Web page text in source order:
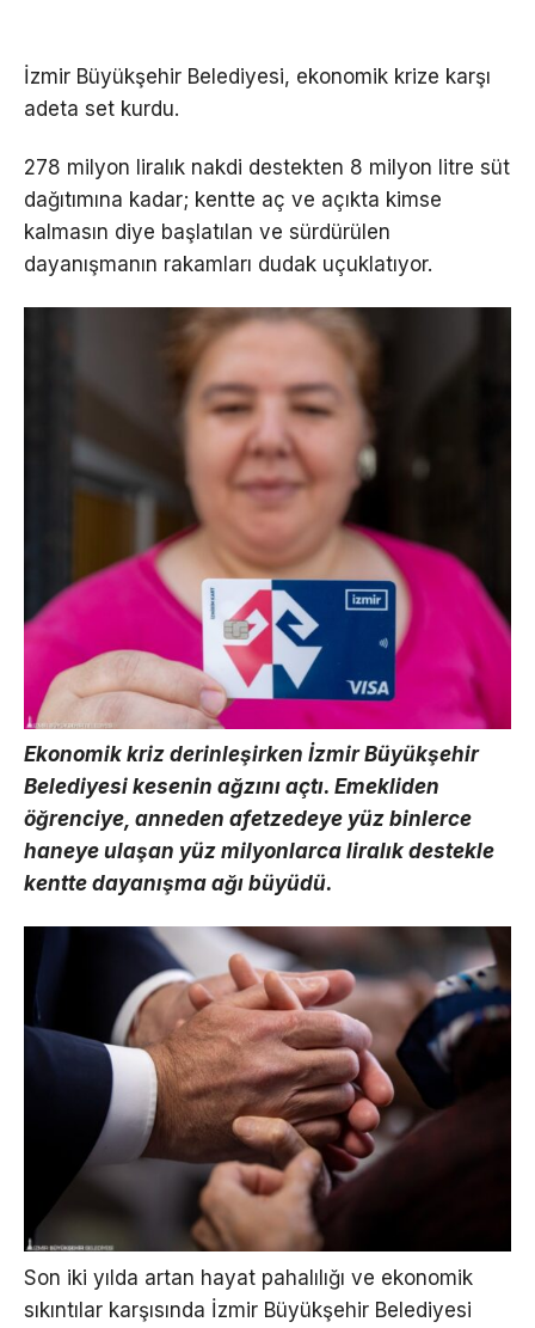
İzmir Büyükşehir Belediyesi, ekonomik krize karşı
adeta set kurdu.
278 milyon liralık nakdi destekten 8 milyon litre süt
dağıtımına kadar; kentte aç ve açıkta kimse
kalmasın diye başlatılan ve sürdürülen
dayanışmanın rakamları dudak uçuklatıyor.
Ekonomik kriz derinleşirken İzmir Büyükşehir
Belediyesi kesenin ağzını açtı. Emekliden
öğrenciye, anneden afetzedeye yüz binlerce
haneye ulaşan yüz milyonlarca liralık destekle
kentte dayanışma ağı büyüdü.
Son iki yılda artan hayat pahalılığı ve ekonomik
sıkıntılar karşısında İzmir Büyükşehir Belediyesi